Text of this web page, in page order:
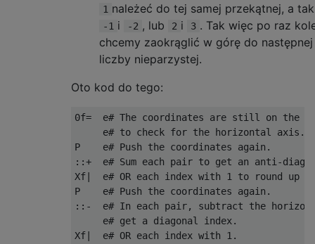
1 należeć do tej samej przekątnej, a
-1 i -2 , lub 2 i 3 . Tak więc po raz
chcemy zaokrąglić w górę do następnej
liczby nieparzystej.
Oto kod do tego:
0f=  e# The coordinates are still on the
     e# to check for the horizontal axis.
P    e# Push the coordinates again.
::+  e# Sum each pair to get an anti-
Xf|  e# OR each index with 1 to round up
P    e# Push the coordinates again.
::-  e# In each pair, subtract the
     e# get a diagonal index.
Xf|  e# OR each index with 1.